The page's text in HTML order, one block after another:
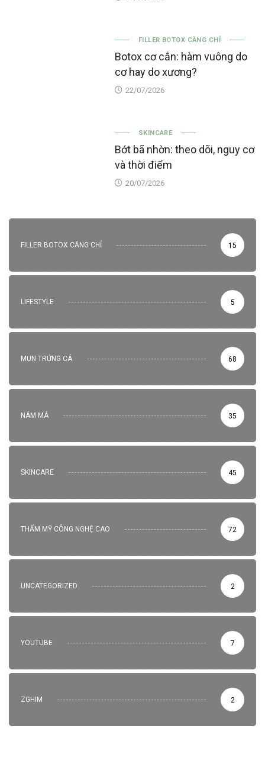
FILLER BOTOX CĂNG CHỈ
Botox cơ cắn: hàm vuông do
cơ hay do xương?
22/07/2026
SKINCARE
Bớt bã nhờn: theo dõi, nguy cơ
và thời điểm
20/07/2026
FILLER BOTOX CĂNG CHỈ 15
LIFESTYLE 5
MỤN TRỨNG CÁ 68
NÁM MÁ 35
SKINCARE 45
THẨM MỸ CÔNG NGHỆ CAO 72
UNCATEGORIZED 2
YOUTUBE 7
ZGHIM 2